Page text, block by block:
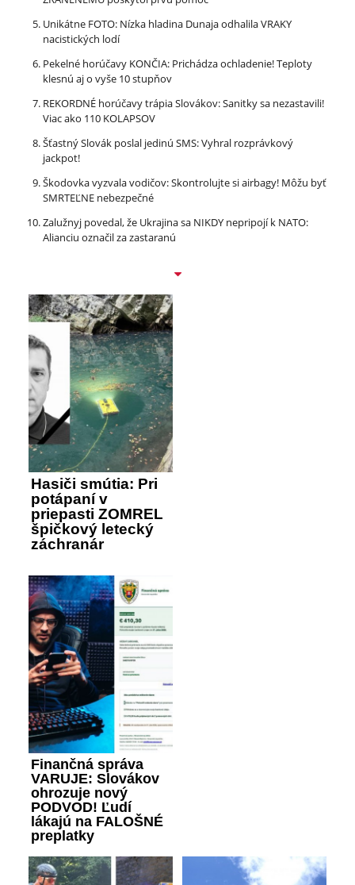
Unikátne FOTO: Nízka hladina Dunaja odhalila VRAKY
nacistických lodí
Pekelné horúčavy KONČIA: Prichádza ochladenie! Teploty
klesnú aj o vyše 10 stupňov
REKORDNÉ horúčavy trápia Slovákov: Sanitky sa nezastavili!
Viac ako 110 KOLAPSOV
Šťastný Slovák poslal jedinú SMS: Vyhral rozprávkový
jackpot!
Škodovka vyzvala vodičov: Skontrolujte si airbagy! Môžu byť
SMRTEĽNE nebezpečné
Zalužnyj povedal, že Ukrajina sa NIKDY nepripojí k NATO:
Alianciu označil za zastaranú
Hasiči smútia: Pri
potápaní v
priepasti ZOMREL
špičkový letecký
záchranár
Finančná správa
VARUJE: Slovákov
ohrozuje nový
PODVOD! Ľudí
lákajú na FALOŠNÉ
preplatky